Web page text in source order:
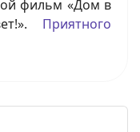
фильм «Дом в
Приятного